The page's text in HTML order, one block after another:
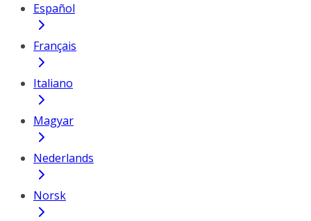
Español
Français
Italiano
Magyar
Nederlands
Norsk